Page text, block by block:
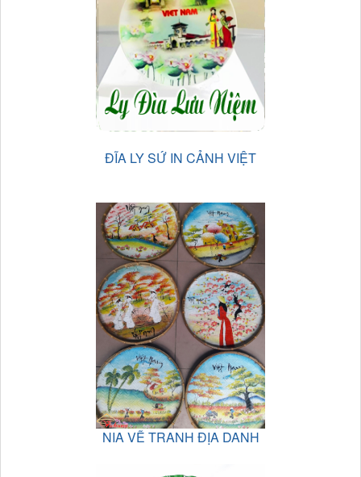
ĐĨA LY SỨ IN CẢNH VIỆT
NIA VẼ TRANH ĐỊA DANH